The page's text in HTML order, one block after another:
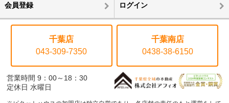
会員登録 ログイン
千葉店
043-309-7350
千葉南店
0438-38-6150
営業時間 9：00～18：30
定休日 水曜日